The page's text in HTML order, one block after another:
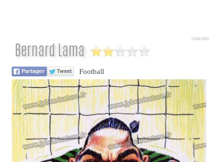
Bernard Lama
15/06/2003
Football